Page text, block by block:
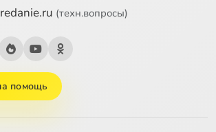
(техн.вопросы)
помощь